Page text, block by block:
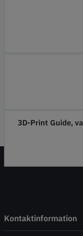
3D-Print Guide,
Kontaktinformation